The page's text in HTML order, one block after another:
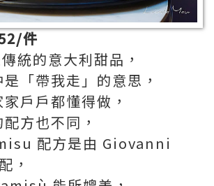
件
統的意大利甜品，
「帶我走」的意思，
戶戶都懂得做，
方也不同，
配方是由 Giovanni
，